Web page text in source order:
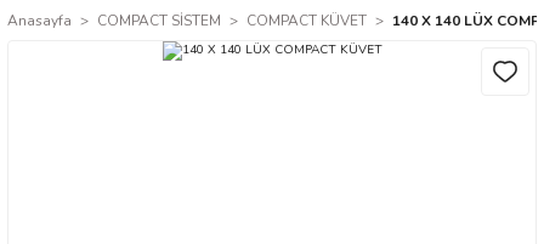
Anasayfa COMPACT SİSTEM COMPACT KÜVET 140 X 140 LÜX